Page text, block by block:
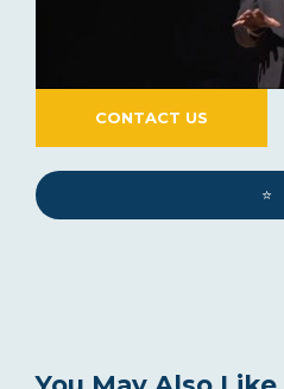
CONTACT US
⭐️